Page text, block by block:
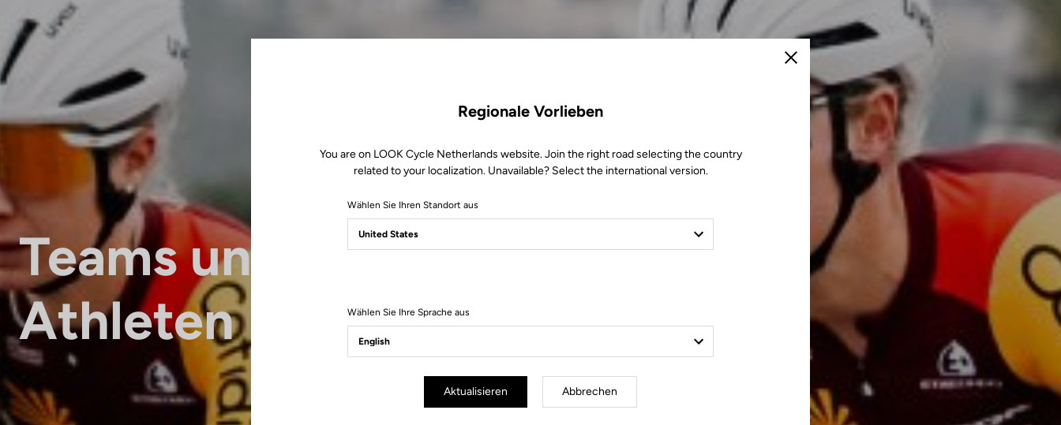
Teams und
Athleten
Schließen
Regionale Vorlieben
You are on LOOK Cycle Netherlands website. Join the right road selecting the country
related to your localization. Unavailable? Select the international version.
Wählen Sie Ihren Standort aus
Wählen Sie Ihre Sprache aus
Aktualisieren Abbrechen